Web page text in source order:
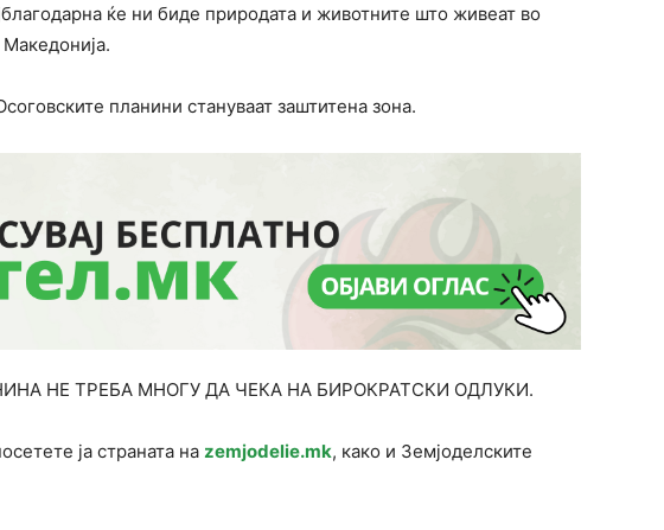
ќе ни биде природата и животните што живеат во
планини стануваат заштитена зона.
НЕ ТРЕБА МНОГУ ДА ЧЕКА НА БИРОКРАТСКИ ОДЛУКИ.
ја страната на zemjodelie.mk, како и Земјоделските